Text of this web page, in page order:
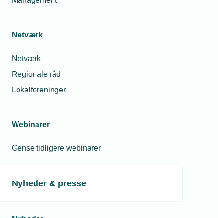
Netværk
Netværk
Regionale råd
Lokalforeninger
Webinarer
Gense tidligere webinarer
Nyheder & presse
23. marts 2026
Medlemmerne gjorde forskellen i valgkampen
Direkte møder mellem kandidater og virksomheder gav det